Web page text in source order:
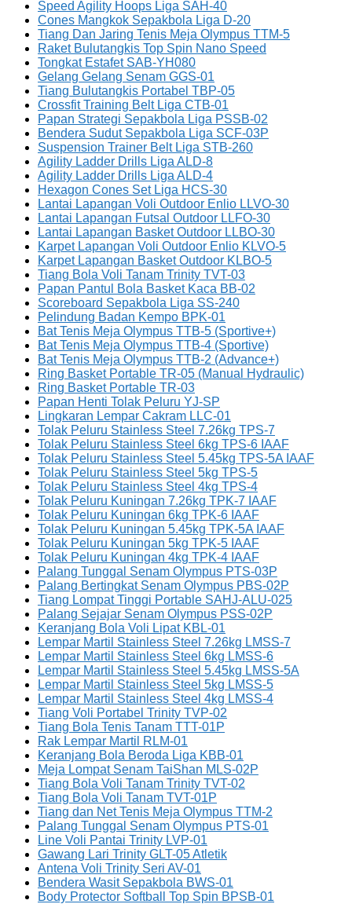
Speed Agility Hoops Liga SAH-40
Cones Mangkok Sepakbola Liga D-20
Tiang Dan Jaring Tenis Meja Olympus TTM-5
Raket Bulutangkis Top Spin Nano Speed
Tongkat Estafet SAB-YH080
Gelang Gelang Senam GGS-01
Tiang Bulutangkis Portabel TBP-05
Crossfit Training Belt Liga CTB-01
Papan Strategi Sepakbola Liga PSSB-02
Bendera Sudut Sepakbola Liga SCF-03P
Suspension Trainer Belt Liga STB-260
Agility Ladder Drills Liga ALD-8
Agility Ladder Drills Liga ALD-4
Hexagon Cones Set Liga HCS-30
Lantai Lapangan Voli Outdoor Enlio LLVO-30
Lantai Lapangan Futsal Outdoor LLFO-30
Lantai Lapangan Basket Outdoor LLBO-30
Karpet Lapangan Voli Outdoor Enlio KLVO-5
Karpet Lapangan Basket Outdoor KLBO-5
Tiang Bola Voli Tanam Trinity TVT-03
Papan Pantul Bola Basket Kaca BB-02
Scoreboard Sepakbola Liga SS-240
Pelindung Badan Kempo BPK-01
Bat Tenis Meja Olympus TTB-5 (Sportive+)
Bat Tenis Meja Olympus TTB-4 (Sportive)
Bat Tenis Meja Olympus TTB-2 (Advance+)
Ring Basket Portable TR-05 (Manual Hydraulic)
Ring Basket Portable TR-03
Papan Henti Tolak Peluru YJ-SP
Lingkaran Lempar Cakram LLC-01
Tolak Peluru Stainless Steel 7.26kg TPS-7
Tolak Peluru Stainless Steel 6kg TPS-6 IAAF
Tolak Peluru Stainless Steel 5.45kg TPS-5A IAAF
Tolak Peluru Stainless Steel 5kg TPS-5
Tolak Peluru Stainless Steel 4kg TPS-4
Tolak Peluru Kuningan 7.26kg TPK-7 IAAF
Tolak Peluru Kuningan 6kg TPK-6 IAAF
Tolak Peluru Kuningan 5.45kg TPK-5A IAAF
Tolak Peluru Kuningan 5kg TPK-5 IAAF
Tolak Peluru Kuningan 4kg TPK-4 IAAF
Palang Tunggal Senam Olympus PTS-03P
Palang Bertingkat Senam Olympus PBS-02P
Tiang Lompat Tinggi Portable SAHJ-ALU-025
Palang Sejajar Senam Olympus PSS-02P
Keranjang Bola Voli Lipat KBL-01
Lempar Martil Stainless Steel 7.26kg LMSS-7
Lempar Martil Stainless Steel 6kg LMSS-6
Lempar Martil Stainless Steel 5.45kg LMSS-5A
Lempar Martil Stainless Steel 5kg LMSS-5
Lempar Martil Stainless Steel 4kg LMSS-4
Tiang Voli Portabel Trinity TVP-02
Tiang Bola Tenis Tanam TTT-01P
Rak Lempar Martil RLM-01
Keranjang Bola Beroda Liga KBB-01
Meja Lompat Senam TaiShan MLS-02P
Tiang Bola Voli Tanam Trinity TVT-02
Tiang Bola Voli Tanam TVT-01P
Tiang dan Net Tenis Meja Olympus TTM-2
Palang Tunggal Senam Olympus PTS-01
Line Voli Pantai Trinity LVP-01
Gawang Lari Trinity GLT-05 Atletik
Antena Voli Trinity Seri AV-01
Bendera Wasit Sepakbola BWS-01
Body Protector Softball Top Spin BPSB-01